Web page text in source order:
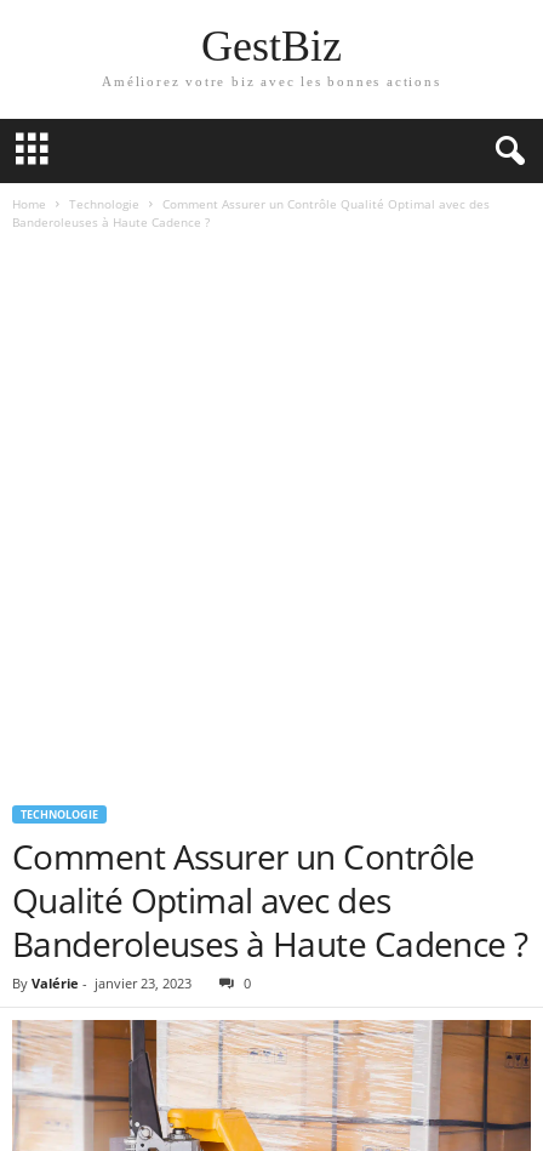
GestBiz
Améliorez votre biz avec les bonnes actions
Home Technologie
Comment Assurer un Contrôle Qualité Optimal avec des
Banderoleuses à Haute Cadence ?
TECHNOLOGIE
Comment Assurer un Contrôle
Qualité Optimal avec des
Banderoleuses à Haute Cadence ?
By Valérie - janvier 23, 2023 0